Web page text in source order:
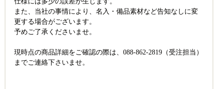
また、当社の事情により、名入・備品素材など告知なしに変
更する場合がございます。
予めご了承くださいませ。
現時点の商品詳細をご確認の際は、088-862-2819（受注担当）
までご連絡下さいませ。